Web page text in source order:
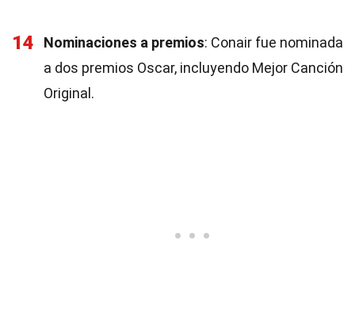
14 Nominaciones a premios: Conair fue nominada
a dos premios Oscar, incluyendo Mejor Canción
Original.